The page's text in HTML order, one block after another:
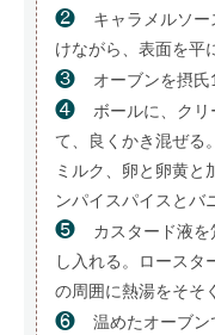
❷
キャラメルソ
けながら、表面を平
❸ オーブンを摂氏
❹
ボールに、ク
て、良くかき混ぜる
ミルク、卵と卵黄と
ンパイスパイスとバ
❺ カスタード液を
し入れる。ロースタ
の周囲に熱湯をそそ
❻
温めたオーブ